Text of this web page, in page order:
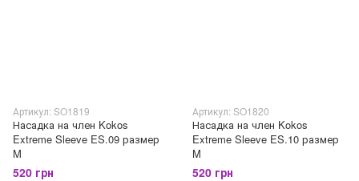
Артикул: SO1819
Насадка на член Kokos
Extreme Sleeve ES.09 размер
M
520 грн
Артикул: SO1820
Насадка на член Kokos
Extreme Sleeve ES.10 размер
M
520 грн